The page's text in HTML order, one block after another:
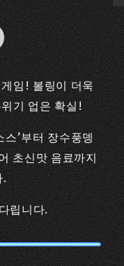
임! 볼링이 더욱
기 업은 확실!
’부터 장수풍뎅
초신맛 음료까지
.
립니다.